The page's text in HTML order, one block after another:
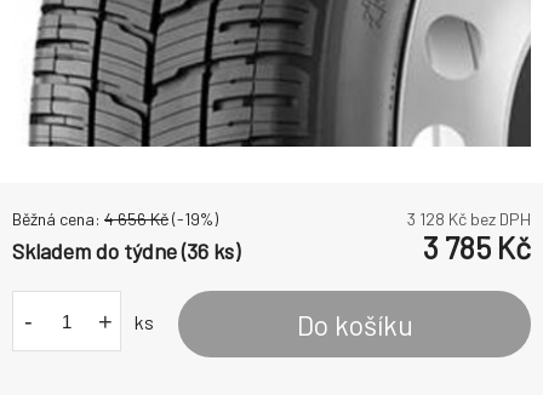
Běžná cena: 4 656Kč(-19%) 3 128 Kč bez DPH
Skladem do týdne (36 ks) 3 785 Kč
- + ks Do košíku